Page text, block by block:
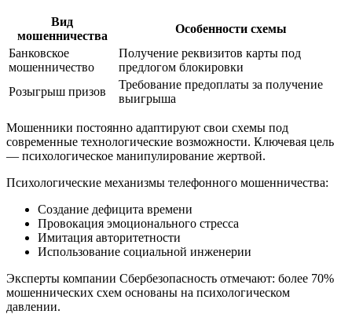
Вид
мошенничества
Особенности схемы
Банковское
мошенничество
Получение реквизитов карты под
предлогом блокировки
Розыгрыш призов
Требование предоплаты за получение
выигрыша
Мошенники постоянно адаптируют свои схемы под
современные технологические возможности. Ключевая цель
— психологическое манипулирование жертвой.
Психологические механизмы телефонного мошенничества:
Создание дефицита времени
Провокация эмоционального стресса
Имитация авторитетности
Использование социальной инженерии
Эксперты компании Сбербезопасность отмечают: более 70%
мошеннических схем основаны на психологическом
давлении.